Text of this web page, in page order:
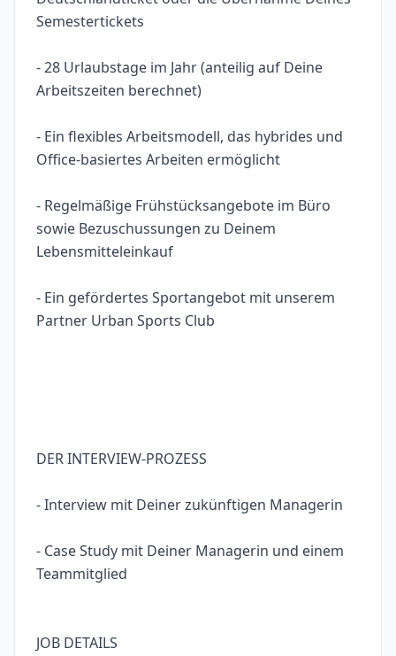
Semestertickets
- 28 Urlaubstage im Jahr (anteilig auf Deine
Arbeitszeiten berechnet)
- Ein flexibles Arbeitsmodell, das hybrides und
Office-basiertes Arbeiten ermöglicht
- Regelmäßige Frühstücksangebote im Büro
sowie Bezuschussungen zu Deinem
Lebensmitteleinkauf
- Ein gefördertes Sportangebot mit unserem
Partner Urban Sports Club
DER INTERVIEW-PROZESS
- Interview mit Deiner zukünftigen Managerin
- Case Study mit Deiner Managerin und einem
Teammitglied
JOB DETAILS